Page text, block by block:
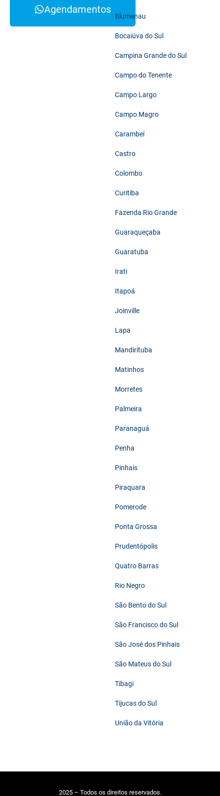
Agendamentos
Blumenau
Bocaiúva do Sul
Campina Grande do Sul
Campo do Tenente
Campo Largo
Campo Magro
Carambeí
Castro
Colombo
Curitiba
Fazenda Rio Grande
Guaraqueçaba
Guaratuba
Irati
Itapoá
Joinville
Lapa
Mandirituba
Matinhos
Morretes
Palmeira
Paranaguá
Penha
Pinhais
Piraquara
Pomerode
Ponta Grossa
Prudentópolis
Quatro Barras
Rio Negro
São Bento do Sul
São Francisco do Sul
São José dos Pinhais
São Mateus do Sul
Tibagi
Tijucas do Sul
União da Vitória
2025 – Todos os direitos reservados.